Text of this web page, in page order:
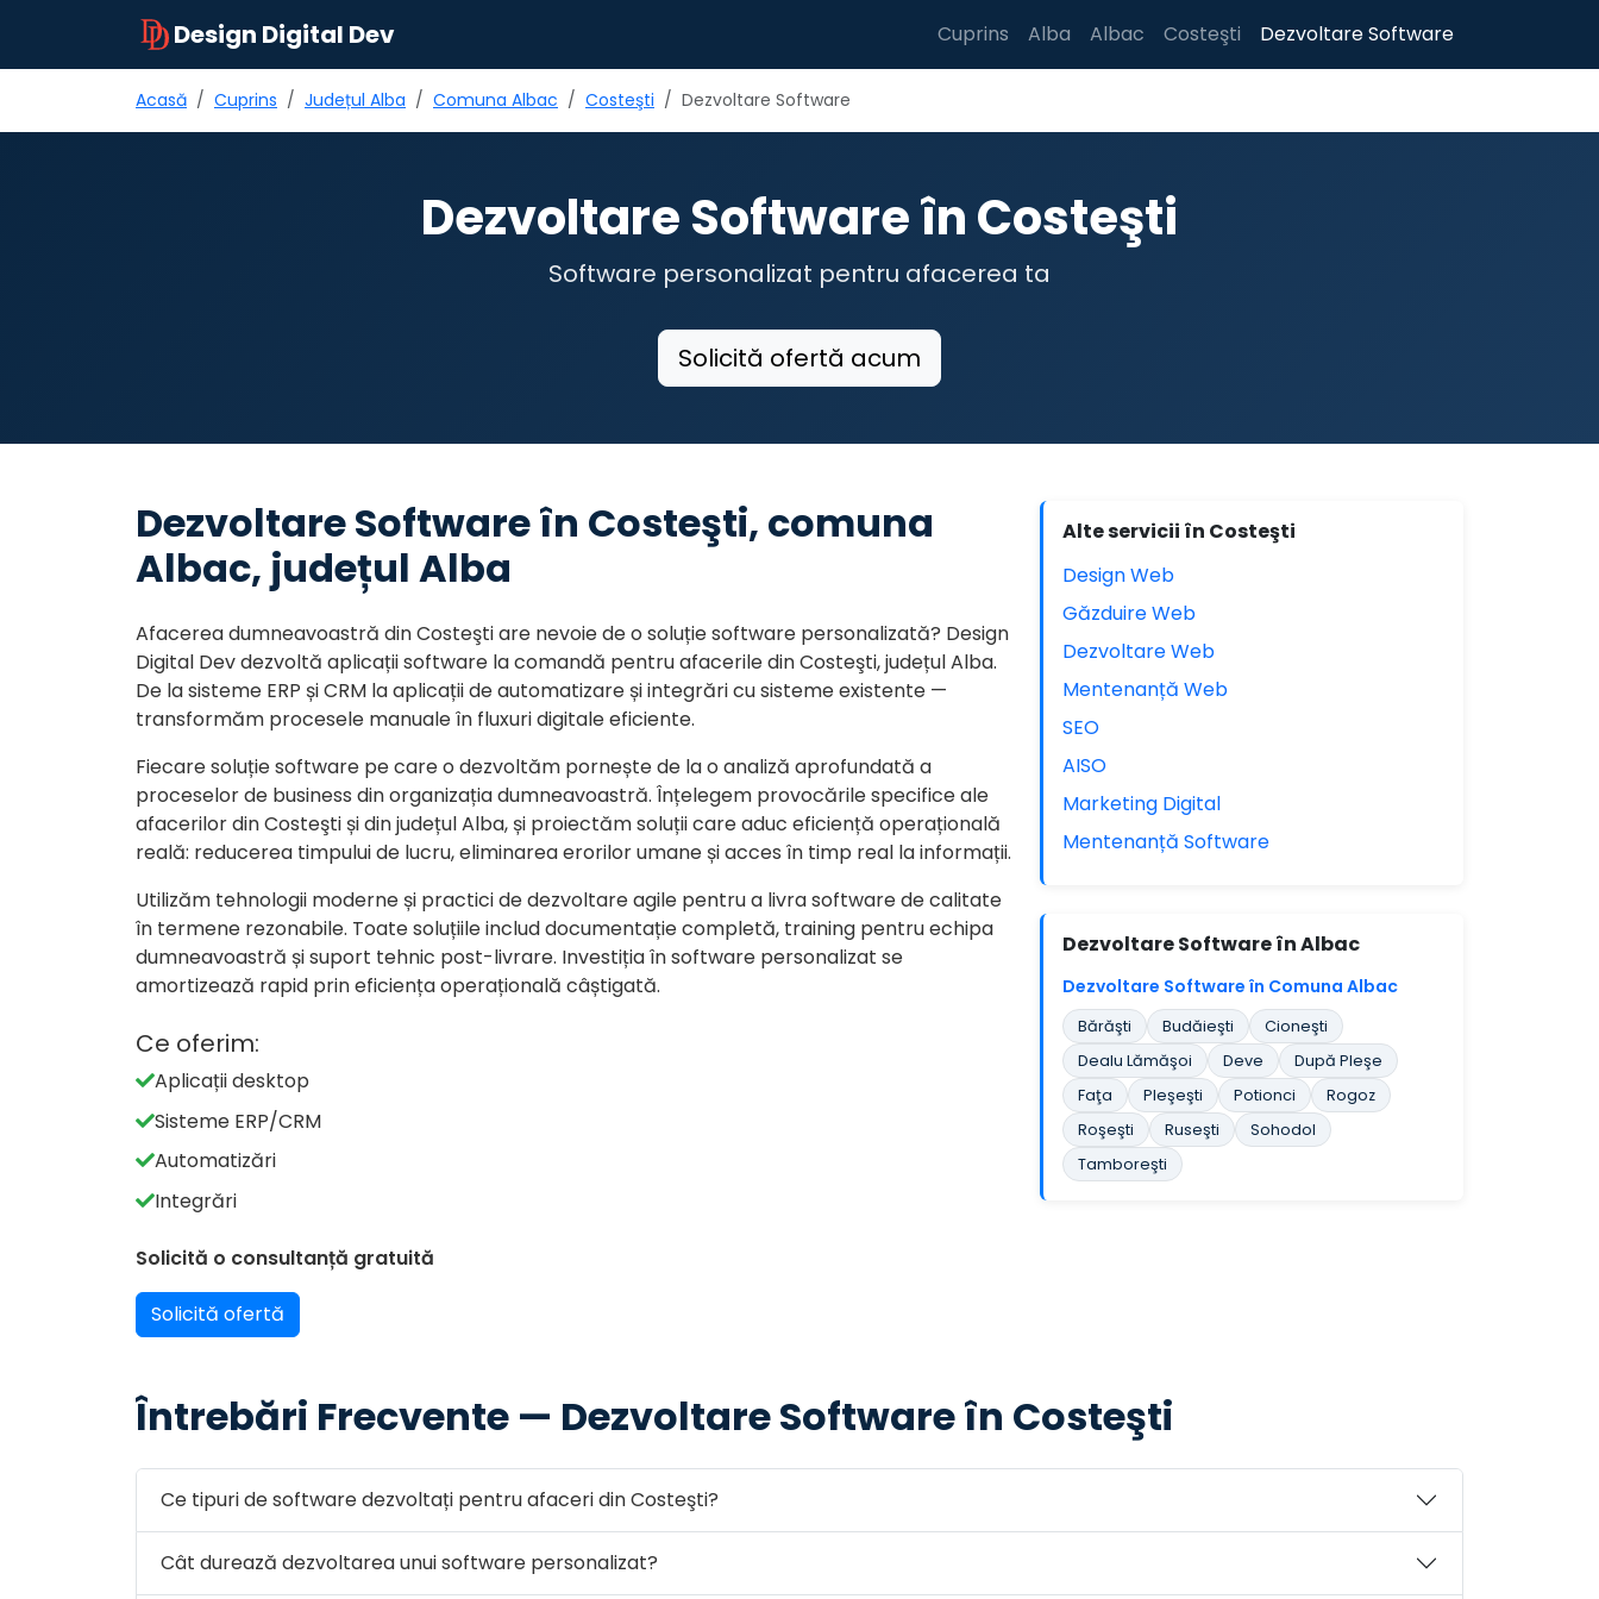
Design Digital Dev Cuprins Alba Albac Costeşti Dezvoltare Software
Acasă Cuprins Județul Alba Comuna Albac Costeşti Dezvoltare Software
Dezvoltare Software în Costeşti
Software personalizat pentru afacerea ta
Solicită ofertă acum
Dezvoltare Software în Costeşti, comuna
Albac, județul Alba
Afacerea dumneavoastră din Costeşti are nevoie de o soluție software personalizată? Design
Digital Dev dezvoltă aplicații software la comandă pentru afacerile din Costeşti, județul Alba.
De la sisteme ERP și CRM la aplicații de automatizare și integrări cu sisteme existente —
transformăm procesele manuale în fluxuri digitale eficiente.
Fiecare soluție software pe care o dezvoltăm pornește de la o analiză aprofundată a
proceselor de business din organizația dumneavoastră. Înțelegem provocările specifice ale
afacerilor din Costeşti și din județul Alba, și proiectăm soluții care aduc eficiență operațională
reală: reducerea timpului de lucru, eliminarea erorilor umane și acces în timp real la informații.
Utilizăm tehnologii moderne și practici de dezvoltare agile pentru a livra software de calitate
în termene rezonabile. Toate soluțiile includ documentație completă, training pentru echipa
dumneavoastră și suport tehnic post-livrare. Investiția în software personalizat se
amortizează rapid prin eficiența operațională câștigată.
Ce oferim:
Aplicații desktop
Sisteme ERP/CRM
Automatizări
Integrări
Solicită o consultanță gratuită
Solicită ofertă
Alte servicii în Costeşti
Design Web
Găzduire Web
Dezvoltare Web
Mentenanță Web
SEO
AISO
Marketing Digital
Mentenanță Software
Dezvoltare Software în Albac
Dezvoltare Software în Comuna Albac
Bărăşti Budăieşti
Cioneşti
Dealu Lămăşoi
Deve
După Pleşe
Faţa
Pleşeşti Potionci
Rogoz
Roşeşti
Ruseşti
Sohodol
Tamboreşti
Întrebări Frecvente — Dezvoltare Software în Costeşti
Ce tipuri de software dezvoltați pentru afaceri din Costeşti?
Cât durează dezvoltarea unui software personalizat?